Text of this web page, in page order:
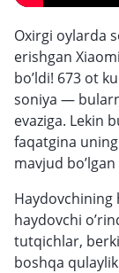
Oxirgi oylarda
erishgan
bo’ldi! 673 ot
soniya —
evaziga. Lekin
faqatgina
mavjud
haydovchi
tutqichlar,
boshqa